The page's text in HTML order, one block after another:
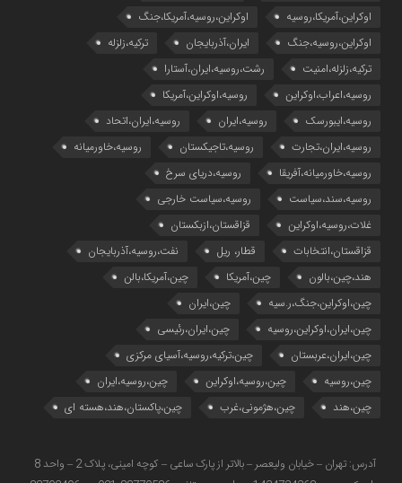
اوکراین،آمریکا،روسیه
اوکراین،روسیه،آمریکا،جنگ
اوکراین،روسیه،جنگ
ایران،آذربایجان
ترکیه،زلزله
ترکیه،زلزله،امنیت
رشت،روسیه،ایران،آستارا
روسیه،اعراب،اوکراین
روسیه،اوکراین،آمریکا
روسیه،ایبورسک
روسیه،ایران
روسیه،ایران،اتحاد
روسیه،ایران،تجارت
روسیه،تاجیکستان
روسیه،خاورمیانه
روسیه،خاورمیانه،آفریقا
روسیه،دریای سرخ
روسیه،سند،سیاست
روسیه،سیاست خارجی
غلات،روسیه،اوکراین
قزاقستان،ازبکستان
قزاقستان،انتخابات
قطار، ریل
نفت،روسیه،آذربایجان
هند،چین،بالون
چین،آمریکا
چین،آمریکا،بالن
چین،اوکراین،جنگ،ر.سیه
چین،ایران
چین،ایران،اوکراین،روسیه
چین،ایران،رئیسی
چین،ایران،عربستان
چین،ترکیه،روسیه،آسیای مرکزی
چین،روسیه
چین،روسیه،اوکراین
چین،روسیه،ایران
چین،هند
چین،هژمونی،غرب چین،پاکستان،هند،هسته ای